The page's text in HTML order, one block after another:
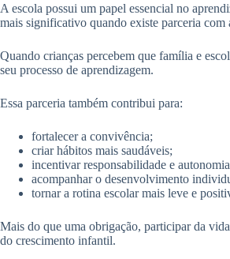
A escola possui um papel essencial no
mais significativo quando existe parceria com
Quando crianças percebem que família e
seu processo de aprendizagem.
Essa parceria também contribui para:
fortalecer a convivência;
criar hábitos mais saudáveis;
incentivar responsabilidade e
acompanhar o desenvolvimento
tornar a rotina escolar mais leve e
Mais do que uma obrigação, participar da
do crescimento infantil.